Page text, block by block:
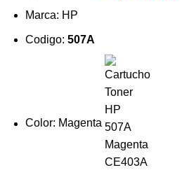
S/1,326.50.
Marca: HP
Codigo: 507A
Color: Magenta